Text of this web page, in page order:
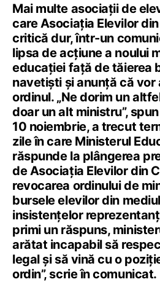
Mai multe asociații de
care Asociația Elevilor
critică dur, într-un
lipsa de acțiune a noului
educației față de tăierea
navetiști și anunță că
ordinul. „Ne dorim un
doar un alt ministru”,
10 noiembrie, a trecut
zile în care Ministerul
răspunde la plângerea
de Asociația Elevilor din
revocarea ordinului de
bursele elevilor din
insistențelor
primi un răspuns,
arătat incapabil să
legal și să vină cu o
ordin”, scrie în comunicat.